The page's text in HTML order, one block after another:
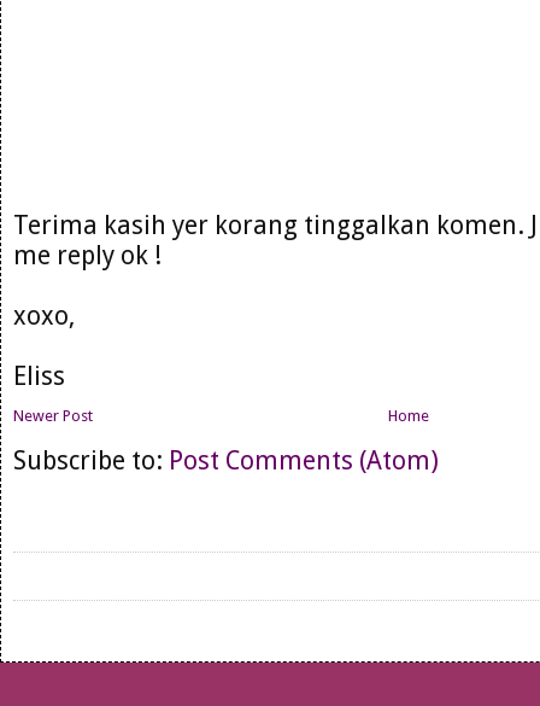
Terima kasih yer korang tinggalkan komen.
me reply ok !
xoxo,
Eliss
Newer Post Home
Subscribe to: Post Comments (Atom)